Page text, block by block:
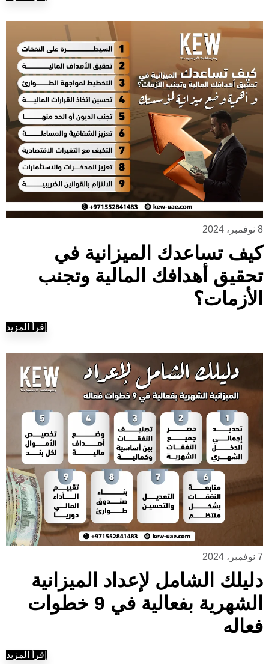
8 نوفمبر، 2024
كيف تساعدك الميزانية في
تحقيق أهدافك المالية وتجنب
الأزمات؟
إقرأ المزيد
7 نوفمبر، 2024
دليلك الشامل لإعداد الميزانية
الشهرية بفعالية في 9 خطوات
فعاله
إقرأ المزيد